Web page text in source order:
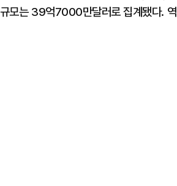
모는 39억7000만달러로 집계됐다. 역